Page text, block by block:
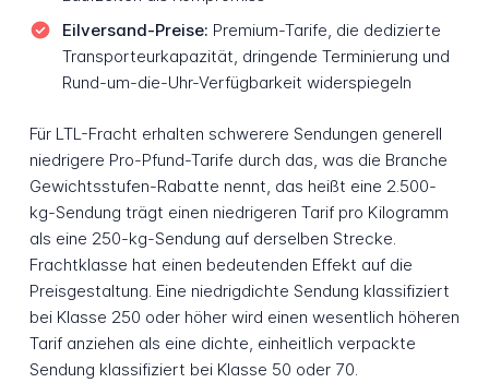
Eilversand-Preise: Premium-Tarife, die dedizierte
Transporteurkapazität, dringende Terminierung und
Rund-um-die-Uhr-Verfügbarkeit widerspiegeln
Für LTL-Fracht erhalten schwerere Sendungen generell
niedrigere Pro-Pfund-Tarife durch das, was die Branche
Gewichtsstufen-Rabatte nennt, das heißt eine 2.500-
kg-Sendung trägt einen niedrigeren Tarif pro Kilogramm
als eine 250-kg-Sendung auf derselben Strecke.
Frachtklasse hat einen bedeutenden Effekt auf die
Preisgestaltung. Eine niedrigdichte Sendung klassifiziert
bei Klasse 250 oder höher wird einen wesentlich höheren
Tarif anziehen als eine dichte, einheitlich verpackte
Sendung klassifiziert bei Klasse 50 oder 70.